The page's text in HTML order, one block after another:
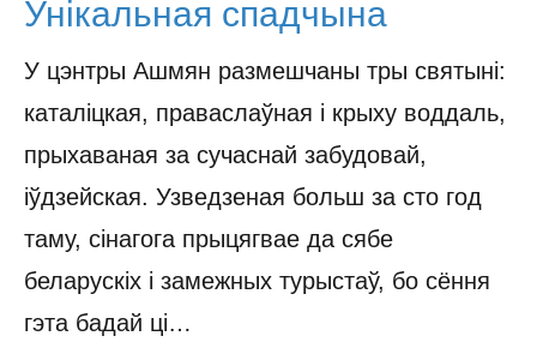
Унікальная спадчына
У цэнтры Ашмян размешчаны тры святыні:
каталіцкая, праваслаўная і крыху воддаль,
прыхаваная за сучаснай забудовай,
іўдзейская. Узведзеная больш за сто год
таму, сінагога прыцягвае да сябе
беларускіх і замежных турыстаў, бо сёння
гэта бадай ці…